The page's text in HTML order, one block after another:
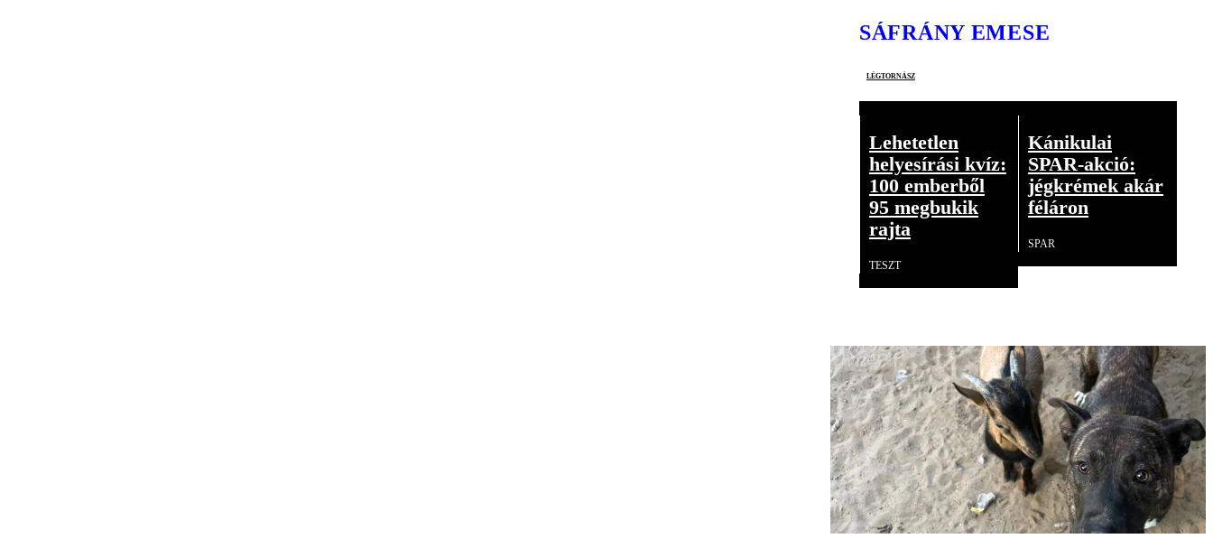
SÁFRÁNY EMESE
légtornász
Lehetetlen
helyesírási kvíz:
100 emberből
95 megbukik
rajta
TESZT
Kánikulai
SPAR-akció:
jégkrémek akár
féláron
SPAR